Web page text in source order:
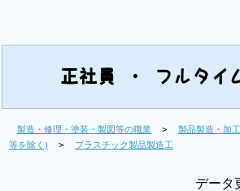
相談室とは？
正社員 ・ フルタイ
製造・修理・塗装・製図等の職業 >
製品製造・加
等を除く)
> プラスチック製品製造工
データ